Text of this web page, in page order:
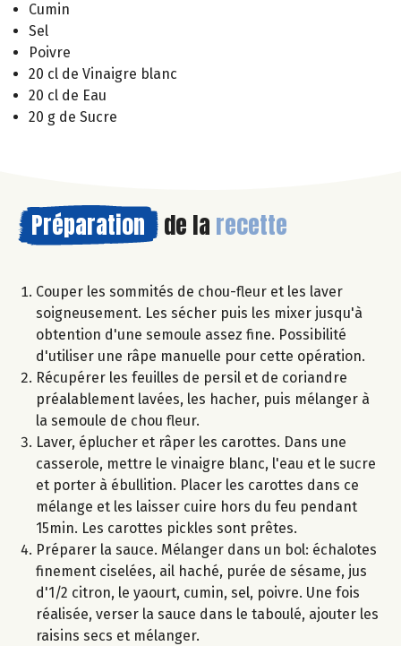
Cumin
Sel
Poivre
20 cl de Vinaigre blanc
20 cl de Eau
20 g de Sucre
Préparation de la recette
Couper les sommités de chou-fleur et les laver
soigneusement. Les sécher puis les mixer jusqu'à
obtention d'une semoule assez fine. Possibilité
d'utiliser une râpe manuelle pour cette opération.
Récupérer les feuilles de persil et de coriandre
préalablement lavées, les hacher, puis mélanger à
la semoule de chou fleur.
Laver, éplucher et râper les carottes. Dans une
casserole, mettre le vinaigre blanc, l'eau et le sucre
et porter à ébullition. Placer les carottes dans ce
mélange et les laisser cuire hors du feu pendant
15min. Les carottes pickles sont prêtes.
Préparer la sauce. Mélanger dans un bol: échalotes
finement ciselées, ail haché, purée de sésame, jus
d'1/2 citron, le yaourt, cumin, sel, poivre. Une fois
réalisée, verser la sauce dans le taboulé, ajouter les
raisins secs et mélanger.